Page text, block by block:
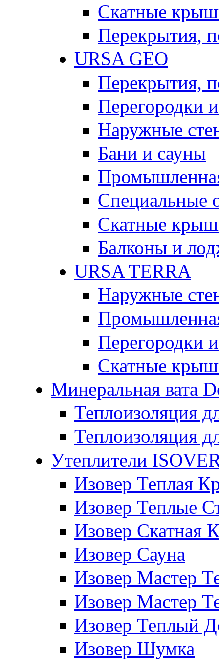
Скатные
Перекрытия,
URSA GEO
Перекрытия,
Перегородки
Наружные
Бани и сауны
Специальные
Скатные
Балконы и
URSA TERRA
Наружные
Перегородки
Скатные
Минеральная вата
Теплоизоляция
Теплоизоляция
Утеплители
Изовер Теплая
Изовер Теплые
Изовер Скатная
Изовер Сауна
Изовер Мастер
Изовер Мастер
Изовер Теплый
Изовер Шумка